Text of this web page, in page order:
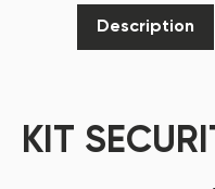
Description
KIT